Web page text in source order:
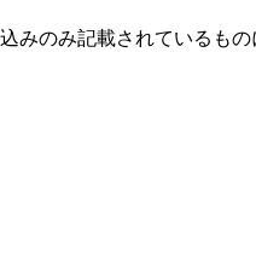
みのみ記載されているも